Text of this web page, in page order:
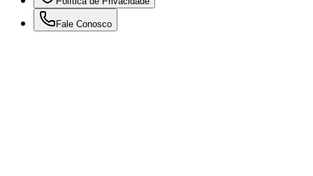
Fale Conosco